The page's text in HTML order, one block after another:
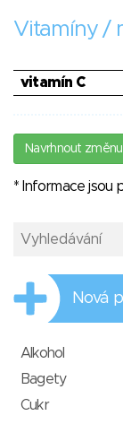
Vitamíny /
vitamín C
Navrhnout změnu
* Informace jsou
Nová
Alkohol
Bagety
Cukr